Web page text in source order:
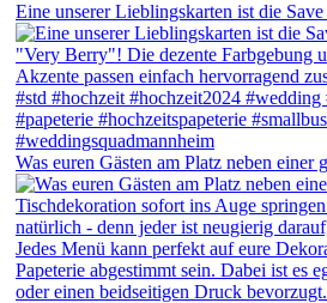
Eine unserer Lieblingskarten ist die
Was euren Gästen am Platz neben einer